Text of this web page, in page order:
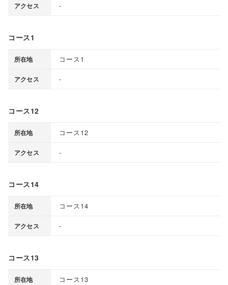
アクセス -
コース1
所在地 コース1
アクセス -
コース12
所在地 コース12
アクセス -
コース14
所在地 コース14
アクセス -
コース13
所在地 コース13